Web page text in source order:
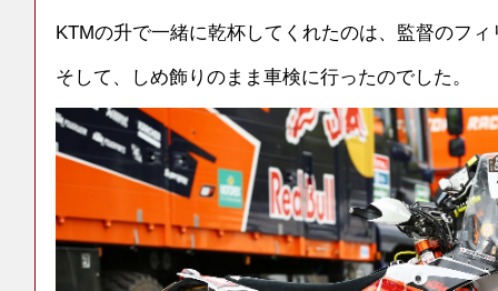
KTMの升で一緒に乾杯してくれたのは、監督のフィ
そして、しめ飾りのまま車検に行ったのでした。